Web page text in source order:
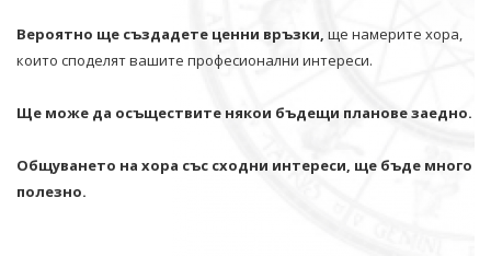
Вероятно ще създадете ценни връзки, ще намерите хора,
които споделят вашите професионални интереси.
Ще може да осъществите някои бъдещи планове заедно.
Общуването на хора със сходни интереси, ще бъде много
полезно.